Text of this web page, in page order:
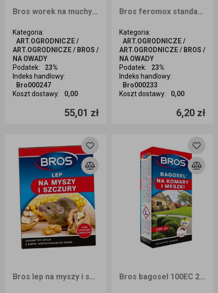
Bros worek na muchy XL
Kategoria:
ART.OGRODNICZE /
ART.OGRODNICZE / BROS /
NA OWADY
Podatek:
23%
Indeks handlowy:
Bro000247
Koszt dostawy: 0,00
55,01 zł
Ilość sztuk
Bros feromox standart/lep na karaluchy
Kategoria:
ART.OGRODNICZE /
ART.OGRODNICZE / BROS /
NA OWADY
Podatek:
23%
Indeks handlowy:
Bro000233
Koszt dostawy: 0,00
6,20 zł
Ilość sztuk
Bros lep na myszy i szczury Bros bagosel 100EC 250ml / oprysk